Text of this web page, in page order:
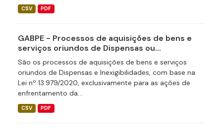
CSV PDF
GABPE - Processos de aquisições de bens e
serviços oriundos de Dispensas ou...
São os processos de aquisições de bens e serviços
oriundos de Dispensas e Inexigibilidades, com base na
Lei nº 13.979/2020, exclusivamente para as ações de
enfrentamento da...
CSV PDF